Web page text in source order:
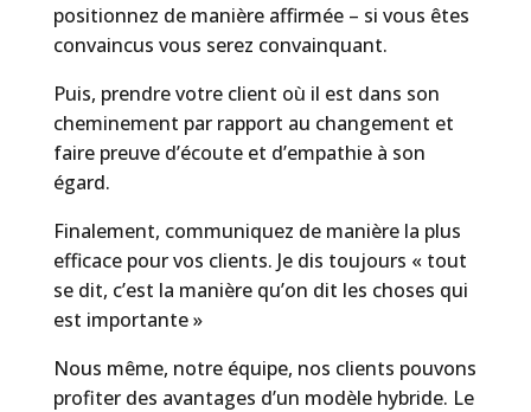
positionnez de manière affirmée – si vous êtes
convaincus vous serez convainquant.
Puis, prendre votre client où il est dans son
cheminement par rapport au changement et
faire preuve d’écoute et d’empathie à son
égard.
Finalement, communiquez de manière la plus
efficace pour vos clients. Je dis toujours « tout
se dit, c’est la manière qu’on dit les choses qui
est importante »
Nous même, notre équipe, nos clients pouvons
profiter des avantages d’un modèle hybride. Le